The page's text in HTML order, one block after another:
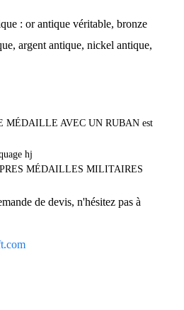
: or antique véritable, bronze
argent antique, nickel antique,
de devis, n'hésitez pas à